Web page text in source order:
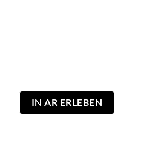
IN AR ERLEBEN